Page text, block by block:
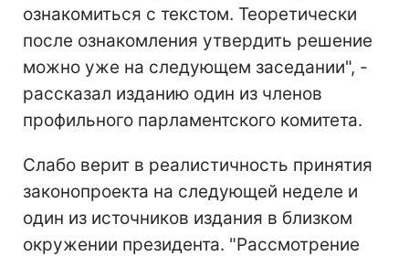
ознакомиться с текстом. Теоретически
после ознакомления утвердить решение
можно уже на следующем заседании", -
рассказал изданию один из членов
профильного парламентского комитета.
Слабо верит в реалистичность принятия
законопроекта на следующей неделе и
один из источников издания в близком
окружении президента. "Рассмотрение